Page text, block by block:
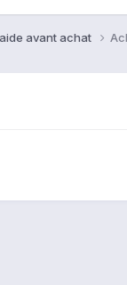
avant achat